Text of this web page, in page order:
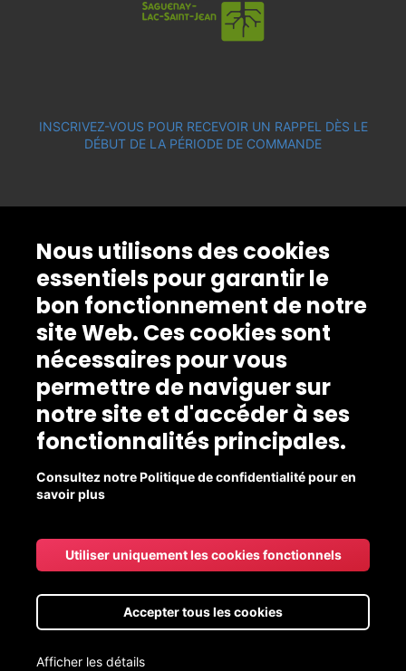
INSCRIVEZ-VOUS POUR RECEVOIR UN RAPPEL DÈS LE
DÉBUT DE LA PÉRIODE DE COMMANDE
Nous utilisons des cookies
essentiels pour garantir le
bon fonctionnement de notre
site Web. Ces cookies sont
nécessaires pour vous
permettre de naviguer sur
notre site et d'accéder à ses
fonctionnalités principales.
Consultez notre Politique de confidentialité pour en
savoir plus
Utiliser uniquement les cookies fonctionnels
Accepter tous les cookies
Afficher les détails